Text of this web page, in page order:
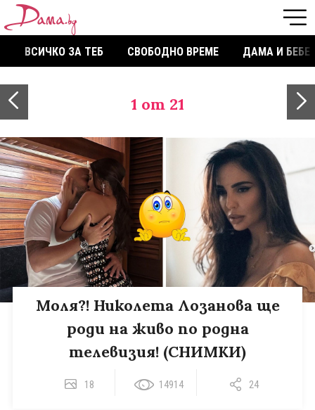
ВСИЧКО ЗА ТЕБ СВОБОДНО ВРЕМЕ ДАМА И БЕБЕ
1 от 21
Моля?! Николета Лозанова ще
роди на живо по родна
телевизия! (СНИМКИ)
18 14914 24